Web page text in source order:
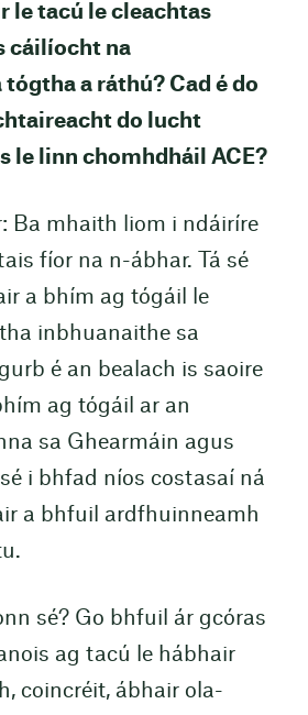
le tacú le cleachtas
cáilíocht na
a ráthú? Cad é do
do lucht
le linn chomhdháil ACE?
Ba mhaith liom i ndáiríre
fíor na n-ábhar. Tá sé
a bhím ag tógáil le
inbhuanaithe sa
é an bealach is saoire
ag tógáil ar an
sa Ghearmáin agus
i bhfad níos costasaí ná
a bhfuil ardfhuinneamh
sé? Go bhfuil ár gcóras
ag tacú le hábhair
coincréit, ábhair ola-